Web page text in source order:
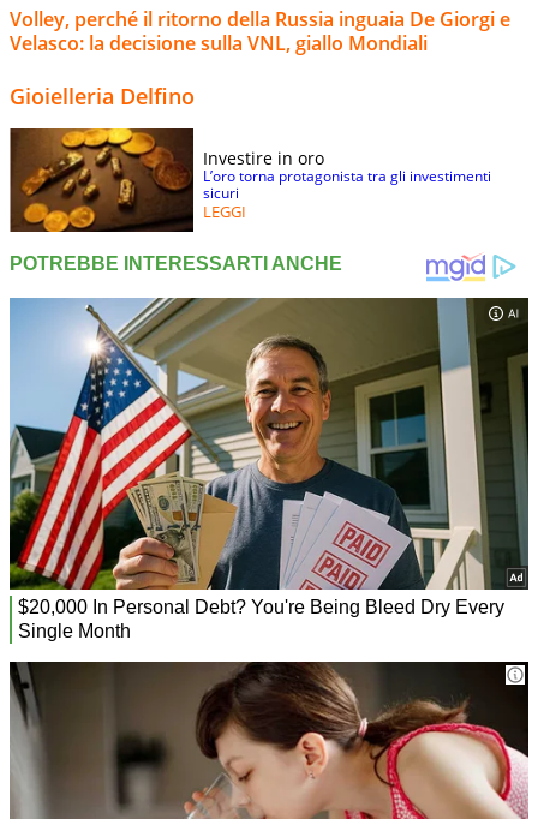
Volley, perché il ritorno della Russia inguaia De Giorgi e
Velasco: la decisione sulla VNL, giallo Mondiali
Gioielleria Delfino
Investire in oro
L’oro torna protagonista tra gli investimenti
sicuri
LEGGI